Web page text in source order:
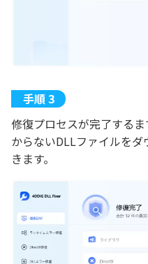
修復プロセスが完了する
からないDLLファイルを
きます。